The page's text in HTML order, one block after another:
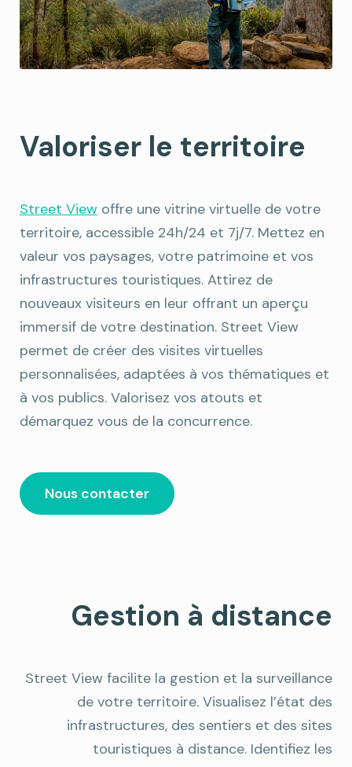
Valoriser le territoire
Street View offre une vitrine virtuelle de votre
territoire, accessible 24h/24 et 7j/7. Mettez en
valeur vos paysages, votre patrimoine et vos
infrastructures touristiques. Attirez de
nouveaux visiteurs en leur offrant un aperçu
immersif de votre destination. Street View
permet de créer des visites virtuelles
personnalisées, adaptées à vos thématiques et
à vos publics. Valorisez vos atouts et
démarquez vous de la concurrence.
Nous contacter
Gestion à distance
Street View facilite la gestion et la surveillance
de votre territoire. Visualisez l’état des
infrastructures, des sentiers et des sites
touristiques à distance. Identifiez les